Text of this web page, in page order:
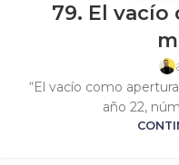
79. El vacío
“El vacío como
año 22,